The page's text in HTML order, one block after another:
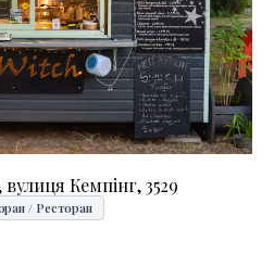
Кемпінг, 3529
/ Ресторан